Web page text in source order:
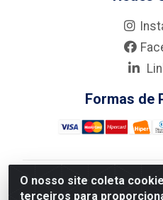
O nosso site coleta
terceiros para
Formas de
Nova Boni Distribuidora de
- Rua Alice Tibiriçá, 330